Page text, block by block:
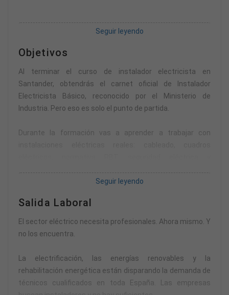
trabajo donde sientes que no hay futuro.
También si eres joven y no quieres perder años en una
carrera universitaria que no te garantiza nada.
Si buscas un oficio real, con demanda real y un salario que
mejora con el tiempo, esto es para ti.
Seguir leyendo
Objetivos
Al terminar el curso de instalador electricista en
Santander, obtendrás el carnet oficial de Instalador
Electricista Básico, reconocido por el Ministerio de
Industria. Pero eso es solo el punto de partida.
Durante la formación vas a aprender a trabajar con
aplicado desde el primer día en entornos reales.
No memorizas. Haces.
Además desarrollas habilidades que las empresas valoran:
ser buen técnico no es solo saber conectar cables.
El objetivo final no es que tengas un papel. Es que estés
Seguir leyendo
Salida Laboral
El sector eléctrico necesita profesionales. Ahora mismo. Y
no los encuentra.
La electrificación, las energías renovables y la
rehabilitación energética están disparando la demanda de
técnicos cualificados en toda España. Las empresas